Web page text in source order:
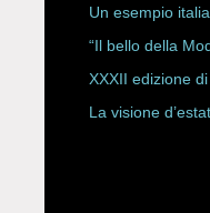
Un esempio
Rete Slow Fiber
“Il bello della
XXXII edizione
La visione